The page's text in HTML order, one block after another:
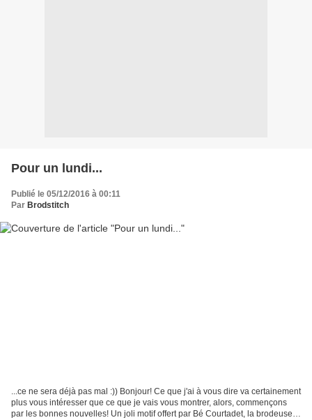
Pour un lundi...
Publié le 05/12/2016 à 00:11
Par Brodstitch
...ce ne sera déjà pas mal :)) Bonjour! Ce que j'ai à vous dire va certainement
plus vous intéresser que ce que je vais vous montrer, alors, commençons
par les bonnes nouvelles! Un joli motif offert par Bé Courtadet, la brodeuse